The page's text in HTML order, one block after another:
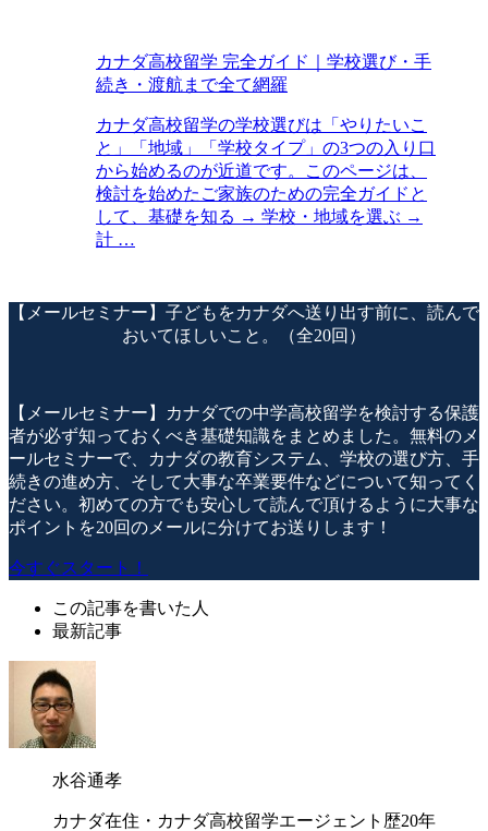
カナダ高校留学 完全ガイド｜学校選び・手
続き・渡航まで全て網羅
カナダ高校留学の学校選びは「やりたいこ
と」「地域」「学校タイプ」の3つの入り口
から始めるのが近道です。このページは、
検討を始めたご家族のための完全ガイドと
して、基礎を知る → 学校・地域を選ぶ →
計 …
【メールセミナー】子どもをカナダへ送り出す前に、読んで
おいてほしいこと。（全20回）
【メールセミナー】カナダでの中学高校留学を検討する保護
者が必ず知っておくべき基礎知識をまとめました。無料のメ
ールセミナーで、カナダの教育システム、学校の選び方、手
続きの進め方、そして大事な卒業要件などについて知ってく
ださい。初めての方でも安心して読んで頂けるように大事な
ポイントを20回のメールに分けてお送りします！
今すぐスタート！
この記事を書いた人
最新記事
水谷通孝
カナダ在住・カナダ高校留学エージェント歴20年